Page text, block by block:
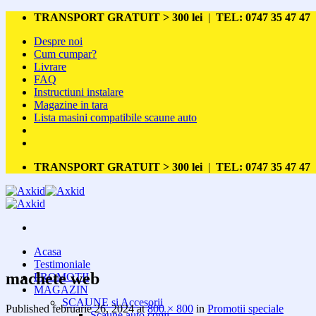
Skip
content
TRANSPORT GRATUIT > 300 lei | TEL: 0747 35 47 47
Despre noi
Cum cumpar?
Livrare
FAQ
Instructiuni instalare
Magazine in tara
Lista masini compatibile scaune auto
TRANSPORT GRATUIT > 300 lei | TEL: 0747 35 47 47
Acasa
Testimoniale
PROMOTII
MAGAZIN
SCAUNE si Accesorii
machete web
Publishedfebruarie 26, 2024at800 × 800 in Promotii speciale